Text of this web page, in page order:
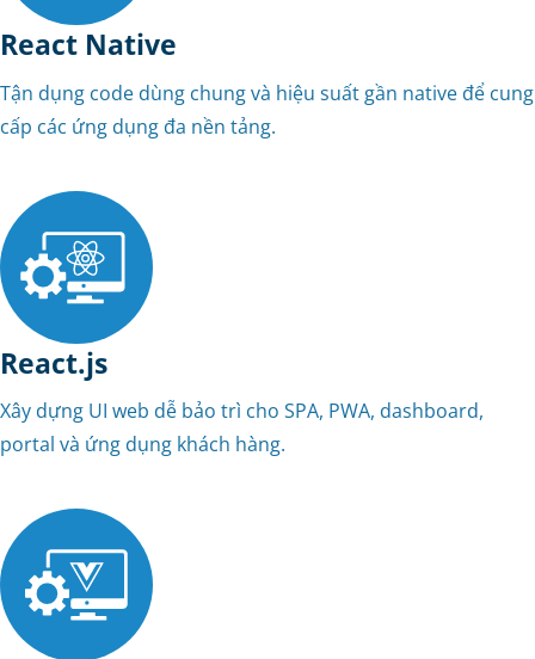
React Native
Tận dụng code dùng chung và hiệu suất gần native để cung
cấp các ứng dụng đa nền tảng.
React.js
Xây dựng UI web dễ bảo trì cho SPA, PWA, dashboard,
portal và ứng dụng khách hàng.